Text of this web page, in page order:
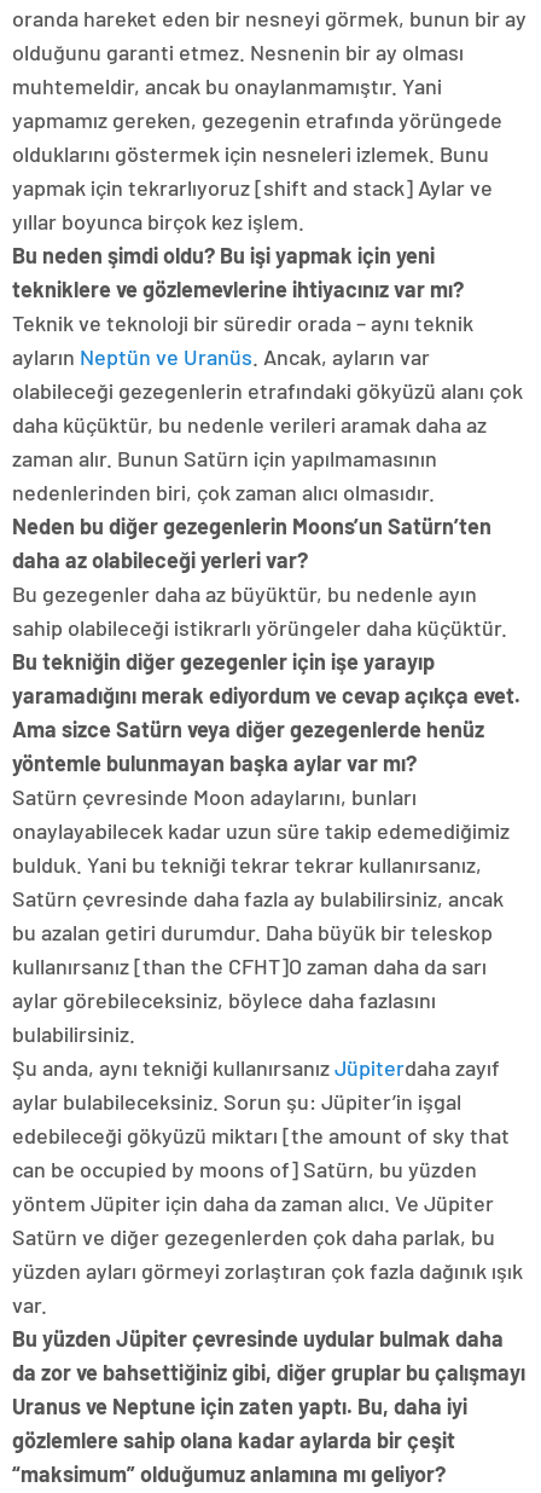
oranda hareket eden bir nesneyi görmek, bunun bir ay
olduğunu garanti etmez. Nesnenin bir ay olması
muhtemeldir, ancak bu onaylanmamıştır. Yani
yapmamız gereken, gezegenin etrafında yörüngede
olduklarını göstermek için nesneleri izlemek. Bunu
yapmak için tekrarlıyoruz [shift and stack] Aylar ve
yıllar boyunca birçok kez işlem.
Bu neden şimdi oldu? Bu işi yapmak için yeni
tekniklere ve gözlemevlerine ihtiyacınız var mı?
Teknik ve teknoloji bir süredir orada – aynı teknik
ayların Neptün ve Uranüs . Ancak, ayların var
olabileceği gezegenlerin etrafındaki gökyüzü alanı çok
daha küçüktür, bu nedenle verileri aramak daha az
zaman alır. Bunun Satürn için yapılmamasının
nedenlerinden biri, çok zaman alıcı olmasıdır.
Neden bu diğer gezegenlerin Moons’un Satürn’ten
daha az olabileceği yerleri var?
Bu gezegenler daha az büyüktür, bu nedenle ayın
sahip olabileceği istikrarlı yörüngeler daha küçüktür.
Bu tekniğin diğer gezegenler için işe yarayıp
yaramadığını merak ediyordum ve cevap açıkça evet.
Ama sizce Satürn veya diğer gezegenlerde henüz
yöntemle bulunmayan başka aylar var mı?
Satürn çevresinde Moon adaylarını, bunları
onaylayabilecek kadar uzun süre takip edemediğimiz
bulduk. Yani bu tekniği tekrar tekrar kullanırsanız,
Satürn çevresinde daha fazla ay bulabilirsiniz, ancak
bu azalan getiri durumdur. Daha büyük bir teleskop
kullanırsanız [than the CFHT]O zaman daha da sarı
aylar görebileceksiniz, böylece daha fazlasını
bulabilirsiniz.
Şu anda, aynı tekniği kullanırsanızJüpiterdaha zayıf
aylar bulabileceksiniz. Sorun şu: Jüpiter’in işgal
edebileceği gökyüzü miktarı [the amount of sky that
can be occupied by moons of] Satürn, bu yüzden
yöntem Jüpiter için daha da zaman alıcı. Ve Jüpiter
Satürn ve diğer gezegenlerden çok daha parlak, bu
yüzden ayları görmeyi zorlaştıran çok fazla dağınık ışık
var.
Bu yüzden Jüpiter çevresinde uydular bulmak daha
da zor ve bahsettiğiniz gibi, diğer gruplar bu çalışmayı
Uranus ve Neptune için zaten yaptı. Bu, daha iyi
gözlemlere sahip olana kadar aylarda bir çeşit
“maksimum” olduğumuz anlamına mı geliyor?